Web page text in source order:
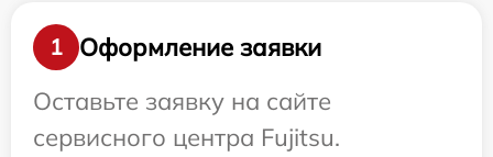
1
Оформление заявки
Оставьте заявку на сайте
сервисного центра Fujitsu.